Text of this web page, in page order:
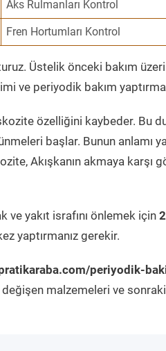
Aks Rulmanları Kontrol
Fren Hortumları Kontrol
Üstelik önceki bakım
ve periyodik bakım
özelliğini kaybeder. Bu
başlar. Bunun anlamı
Akışkanın akmaya karşı
yakıt israfını önlemek için
yaptırmanız gerekir.
periyodik-
malzemeleri ve